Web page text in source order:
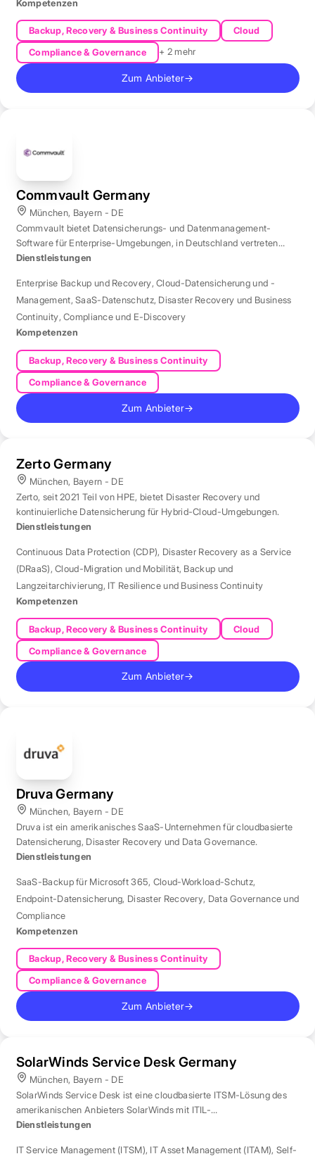
Kompetenzen
Backup, Recovery & Business Continuity
Cloud
Compliance & Governance
+ 2 mehr
Zum Anbieter→
Commvault Germany
München, Bayern - DE
Commvault bietet Datensicherungs- und Datenmanagement-
Software für Enterprise-Umgebungen, in Deutschland vertreten
durch eine Niederlassung in München.
Dienstleistungen
Enterprise Backup und Recovery,Cloud-Datensicherung und -
Management,SaaS-Datenschutz, Disaster Recovery und Business
Continuity,Compliance und E-Discovery
Kompetenzen
Backup, Recovery & Business Continuity
Compliance & Governance
Zum Anbieter→
Zerto Germany
München, Bayern - DE
Zerto, seit 2021 Teil von HPE, bietet Disaster Recovery und
kontinuierliche Datensicherung für Hybrid-Cloud-Umgebungen.
Dienstleistungen
Continuous Data Protection (CDP), Disaster Recovery as a Service
(DRaaS),Cloud-Migration und Mobilität, Backup und
Langzeitarchivierung, IT Resilience und Business Continuity
Kompetenzen
Backup, Recovery & Business Continuity
Cloud
Compliance & Governance
Zum Anbieter→
Druva Germany
München, Bayern - DE
Druva ist ein amerikanisches SaaS-Unternehmen für cloudbasierte
Datensicherung, Disaster Recovery und Data Governance.
Dienstleistungen
SaaS-Backup für Microsoft 365, Cloud-Workload-Schutz,
Endpoint-Datensicherung, Disaster Recovery, Data Governance und
Compliance
Kompetenzen
Backup, Recovery & Business Continuity
Compliance & Governance
Zum Anbieter→
SolarWinds Service Desk Germany
München, Bayern - DE
SolarWinds Service Desk ist eine cloudbasierte ITSM-Lösung des
amerikanischen Anbieters SolarWinds mit ITIL-
Prozessunterstützung.
Dienstleistungen
IT Service Management (ITSM), IT Asset Management (ITAM), Self-